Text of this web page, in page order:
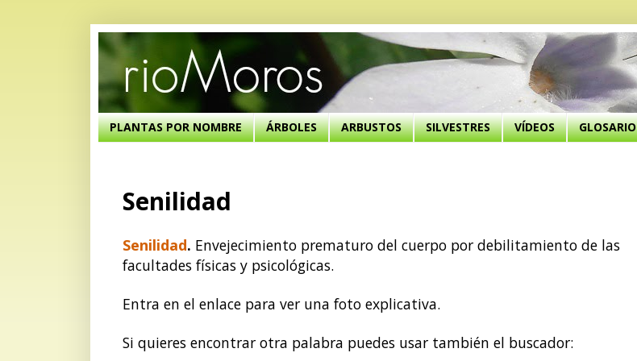
PLANTAS POR NOMBRE ÁRBOLES ARBUSTOS SILVESTRES VÍDEOS GLOSARIO
Senilidad
Senilidad. Envejecimiento prematuro del cuerpo por debilitamiento de las
facultades físicas y psicológicas.
Entra en el enlace para ver una foto explicativa.
Si quieres encontrar otra palabra puedes usar también el buscador: